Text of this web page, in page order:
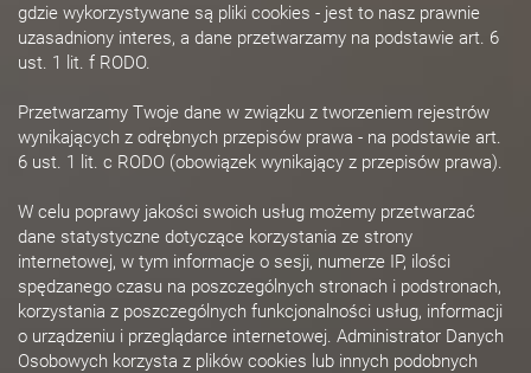
gdzie wykorzystywane są pliki cookies - jest to nasz prawnie
uzasadniony interes, a dane przetwarzamy na podstawie art. 6
ust. 1 lit. f RODO.
Przetwarzamy Twoje dane w związku z tworzeniem rejestrów
wynikających z odrębnych przepisów prawa - na podstawie art.
6 ust. 1 lit. c RODO (obowiązek wynikający z przepisów prawa).
W celu poprawy jakości swoich usług możemy przetwarzać
dane statystyczne dotyczące korzystania ze strony
internetowej, w tym informacje o sesji, numerze IP, ilości
spędzanego czasu na poszczególnych stronach i podstronach,
korzystania z poszczególnych funkcjonalności usług, informacji
o urządzeniu i przeglądarce internetowej. Administrator Danych
Osobowych korzysta z plików cookies lub innych podobnych